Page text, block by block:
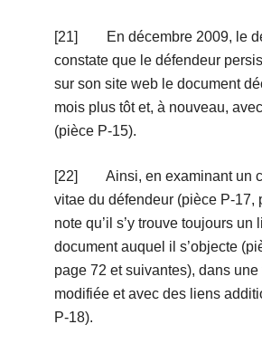
[21] En décembre 2009, le
constate que le défendeur
sur son site web le document
mois plus tôt et, à nouveau,
(pièce P-15).
[22] Ainsi, en examinant un
vitae du défendeur (pièce P-17,
note qu’il s’y trouve toujours un
document auquel il s’objecte
page 72 et suivantes), dans une
modifiée et avec des liens
P-18).